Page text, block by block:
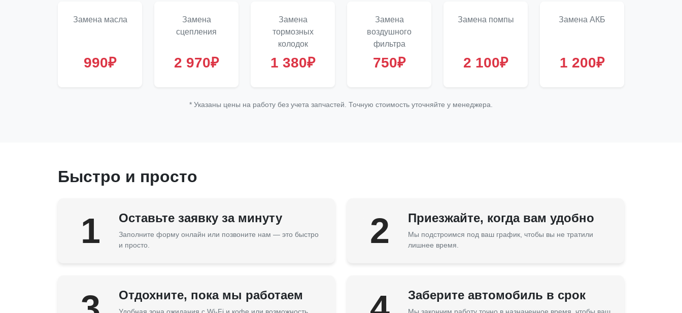
Замена масла
990₽
Замена
сцепления
2 970₽
Замена
тормозных
колодок
1 380₽
Замена
воздушного
фильтра
750₽
Замена помпы
2 100₽
Замена АКБ
1 200₽
* Указаны цены на работу без учета запчастей. Точную стоимость уточняйте у менеджера.
Быстро и просто
1 Оставьте заявку за минуту
Заполните форму онлайн или позвоните нам — это быстро
и просто.
2 Приезжайте, когда вам удобно
Мы подстроимся под ваш график, чтобы вы не тратили
лишнее время.
Отдохните, пока мы работаем Заберите автомобиль в срок